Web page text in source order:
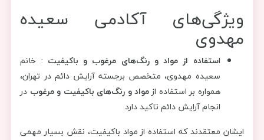
ویژگی‌های آکادمی سعیده
مهدوی
استفاده از مواد و رنگ‌های مرغوب و باکیفیت : خانم
سعیده مهدوی، متخصص برجسته آرایش دائم در تهران،
همواره بر استفاده ازمواد و رنگ‌های باکیفیت و مرغوب در
انجام آرایش دائم تاکید دارد.
ایشان معتقدند که استفاده از مواد باکیفیت، نقش بسیار مهمی